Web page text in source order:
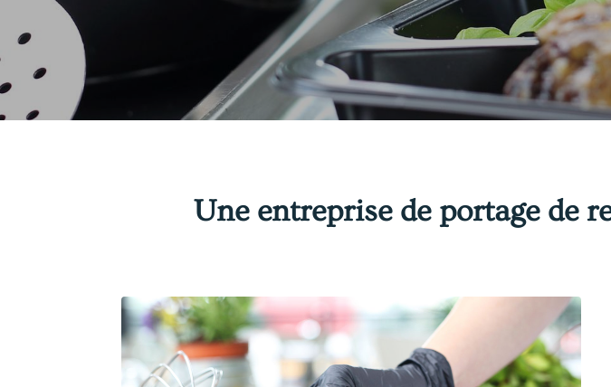
Une entreprise de portage de